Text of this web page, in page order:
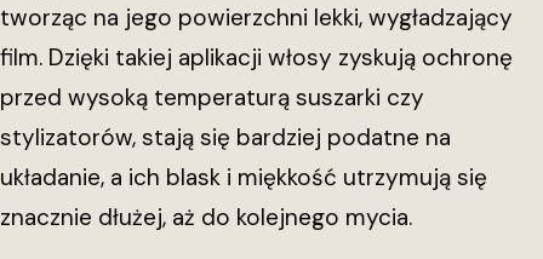
tworząc na jego powierzchni lekki, wygładzający
film. Dzięki takiej aplikacji włosy zyskują ochronę
przed wysoką temperaturą suszarki czy
stylizatorów, stają się bardziej podatne na
układanie, a ich blask i miękkość utrzymują się
znacznie dłużej, aż do kolejnego mycia.